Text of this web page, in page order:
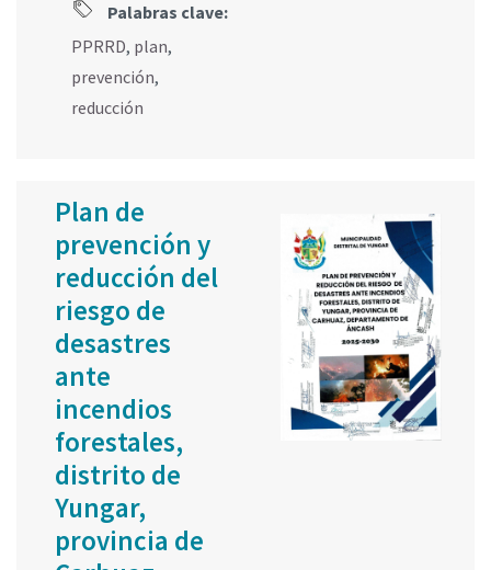
Palabras clave:
PPRRD, plan,
prevención,
reducción
Plan de
prevención y
reducción del
riesgo de
desastres
ante
incendios
forestales,
distrito de
Yungar,
provincia de